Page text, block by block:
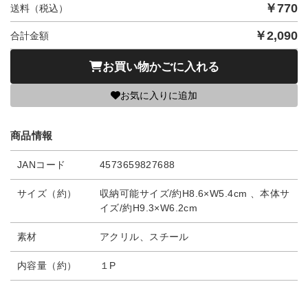
送料（税込） ￥770
合計金額 ￥2,090
お買い物かごに入れる
お気に入りに追加
商品情報
JANコード 4573659827688
サイズ（約）
収納可能サイズ/約H8.6×W5.4cm 、本体サ
イズ/約H9.3×W6.2cm
素材 アクリル、スチール
内容量（約） １P